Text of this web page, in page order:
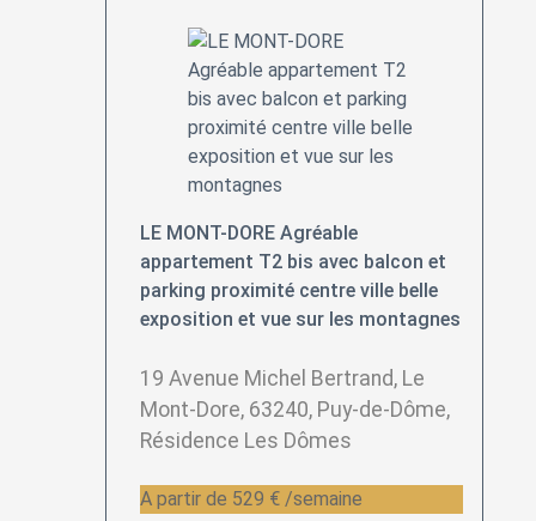
LE MONT-DORE Agréable
appartement T2 bis avec balcon et
parking proximité centre ville belle
exposition et vue sur les montagnes
19 Avenue Michel Bertrand, Le
Mont-Dore, 63240, Puy-de-Dôme,
Résidence Les Dômes
A partir de 529 € /semaine